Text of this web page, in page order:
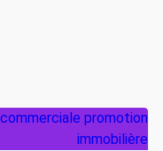
commerciale promotion
immobilière